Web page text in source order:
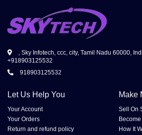
, Sky Infotech, ccc, city, Tamil Nadu 60000,
+918903125532
918903125532
Let Us Help You
Your Account
Your Orders
Return and refund policy
Make
Sell On
How It